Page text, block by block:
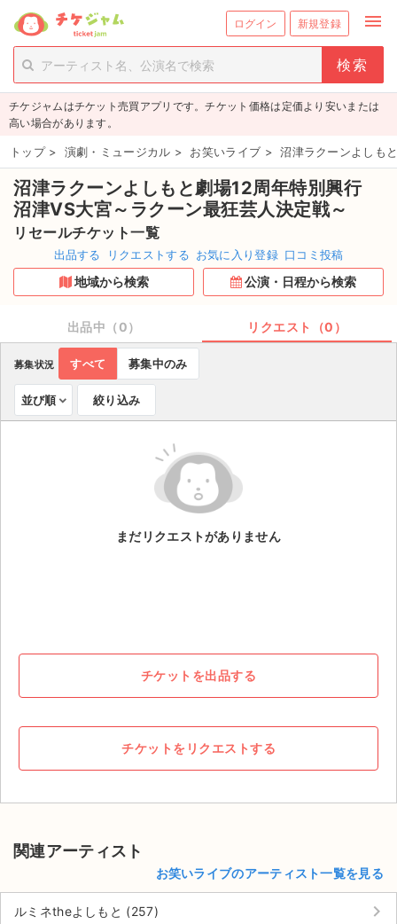
ログイン 新規登録 menu
person_add 新規会員登録
チケットを探す
新着チケット
値下げしたチケット
都道府県からチケットを探す
もうすぐ開催のチケット
取扱チケット
ライブ・コンサート（国内）
演劇・ミュージカル
チケジャムはチケット売買アプリです。チケット価格は定価より安いまたは
高い場合があります。
トップ > 演劇・ミュージカル > お笑いライブ > 沼津ラクーンよしも
沼津ラクーンよしもと劇場12周年特別興行
沼津VS大宮～ラクーン最狂芸人決定戦～
リセールチケット一覧
出品する リクエストする お気に入り登録 口コミ投稿
地域から検索 公演・日程から検索
出品中（0） リクエスト（0）
募集状況 すべて 募集中のみ
並び順 絞り込み
まだリクエストがありません
チケットを出品する
チケットをリクエストする
関連アーティスト
お笑いライブのアーティスト一覧を見る
ルミネtheよしもと (257) keyboard_arrow_right